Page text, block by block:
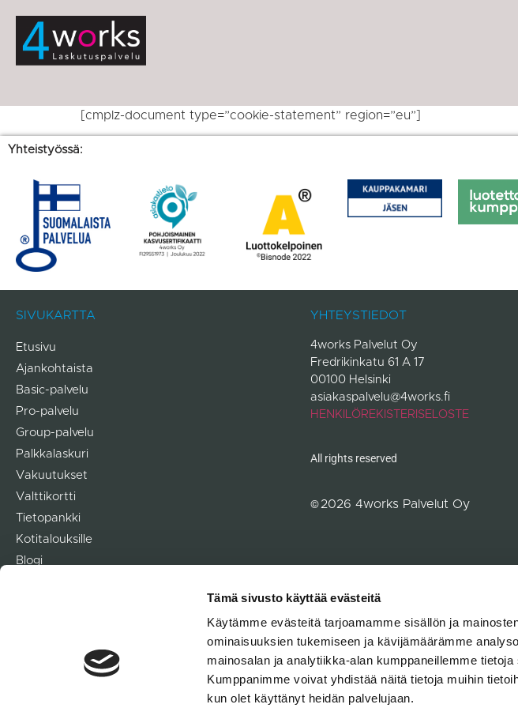
Tämä sivusto käyttää evästeitä
Käytämme evästeitä tarjoamamme sisällön ja
ominaisuuksien tukemiseen ja kävijämäärämme
mainosalan ja analytiikka-alan kumppaneillemme
Kumppanimme voivat yhdistää näitä tietoja muihin
kun olet käyttänyt heidän palvelujaan.
[cmplz-document type=”cookie-statement” region=”eu”]
Yhteistyössä:
SIVUKARTTA
Etusivu
Ajankohtaista
Basic-palvelu
Pro-palvelu
Group-palvelu
Palkkalaskuri
Vakuutukset
Valttikortti
Tietopankki
Kotitalouksille
Blogi
YHTEYSTIEDOT
4works Palvelut Oy
Fredrikinkatu 61 A 17
00100 Helsinki
asiakaspalvelu@4works.fi
HENKILÖREKISTERISELOSTE
All rights reserved
©20264works Palvelut Oy